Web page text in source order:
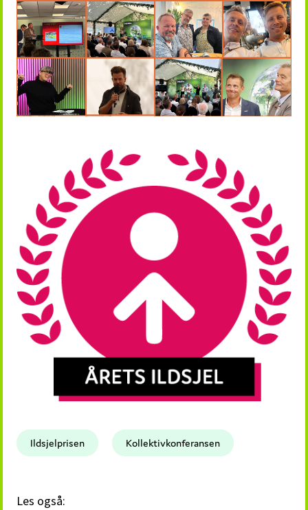
Ildsjelprisen Kollektivkonferansen
Les også: